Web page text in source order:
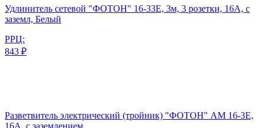
Удлинитель сетевой "ФОТОН" 16-33Е, 3м, 3 розетки, 16А, с
заземл, Белый
РРЦ:
843 ₽
Разветвитель электрический (тройник) "ФОТОН" АМ 16-3Е,